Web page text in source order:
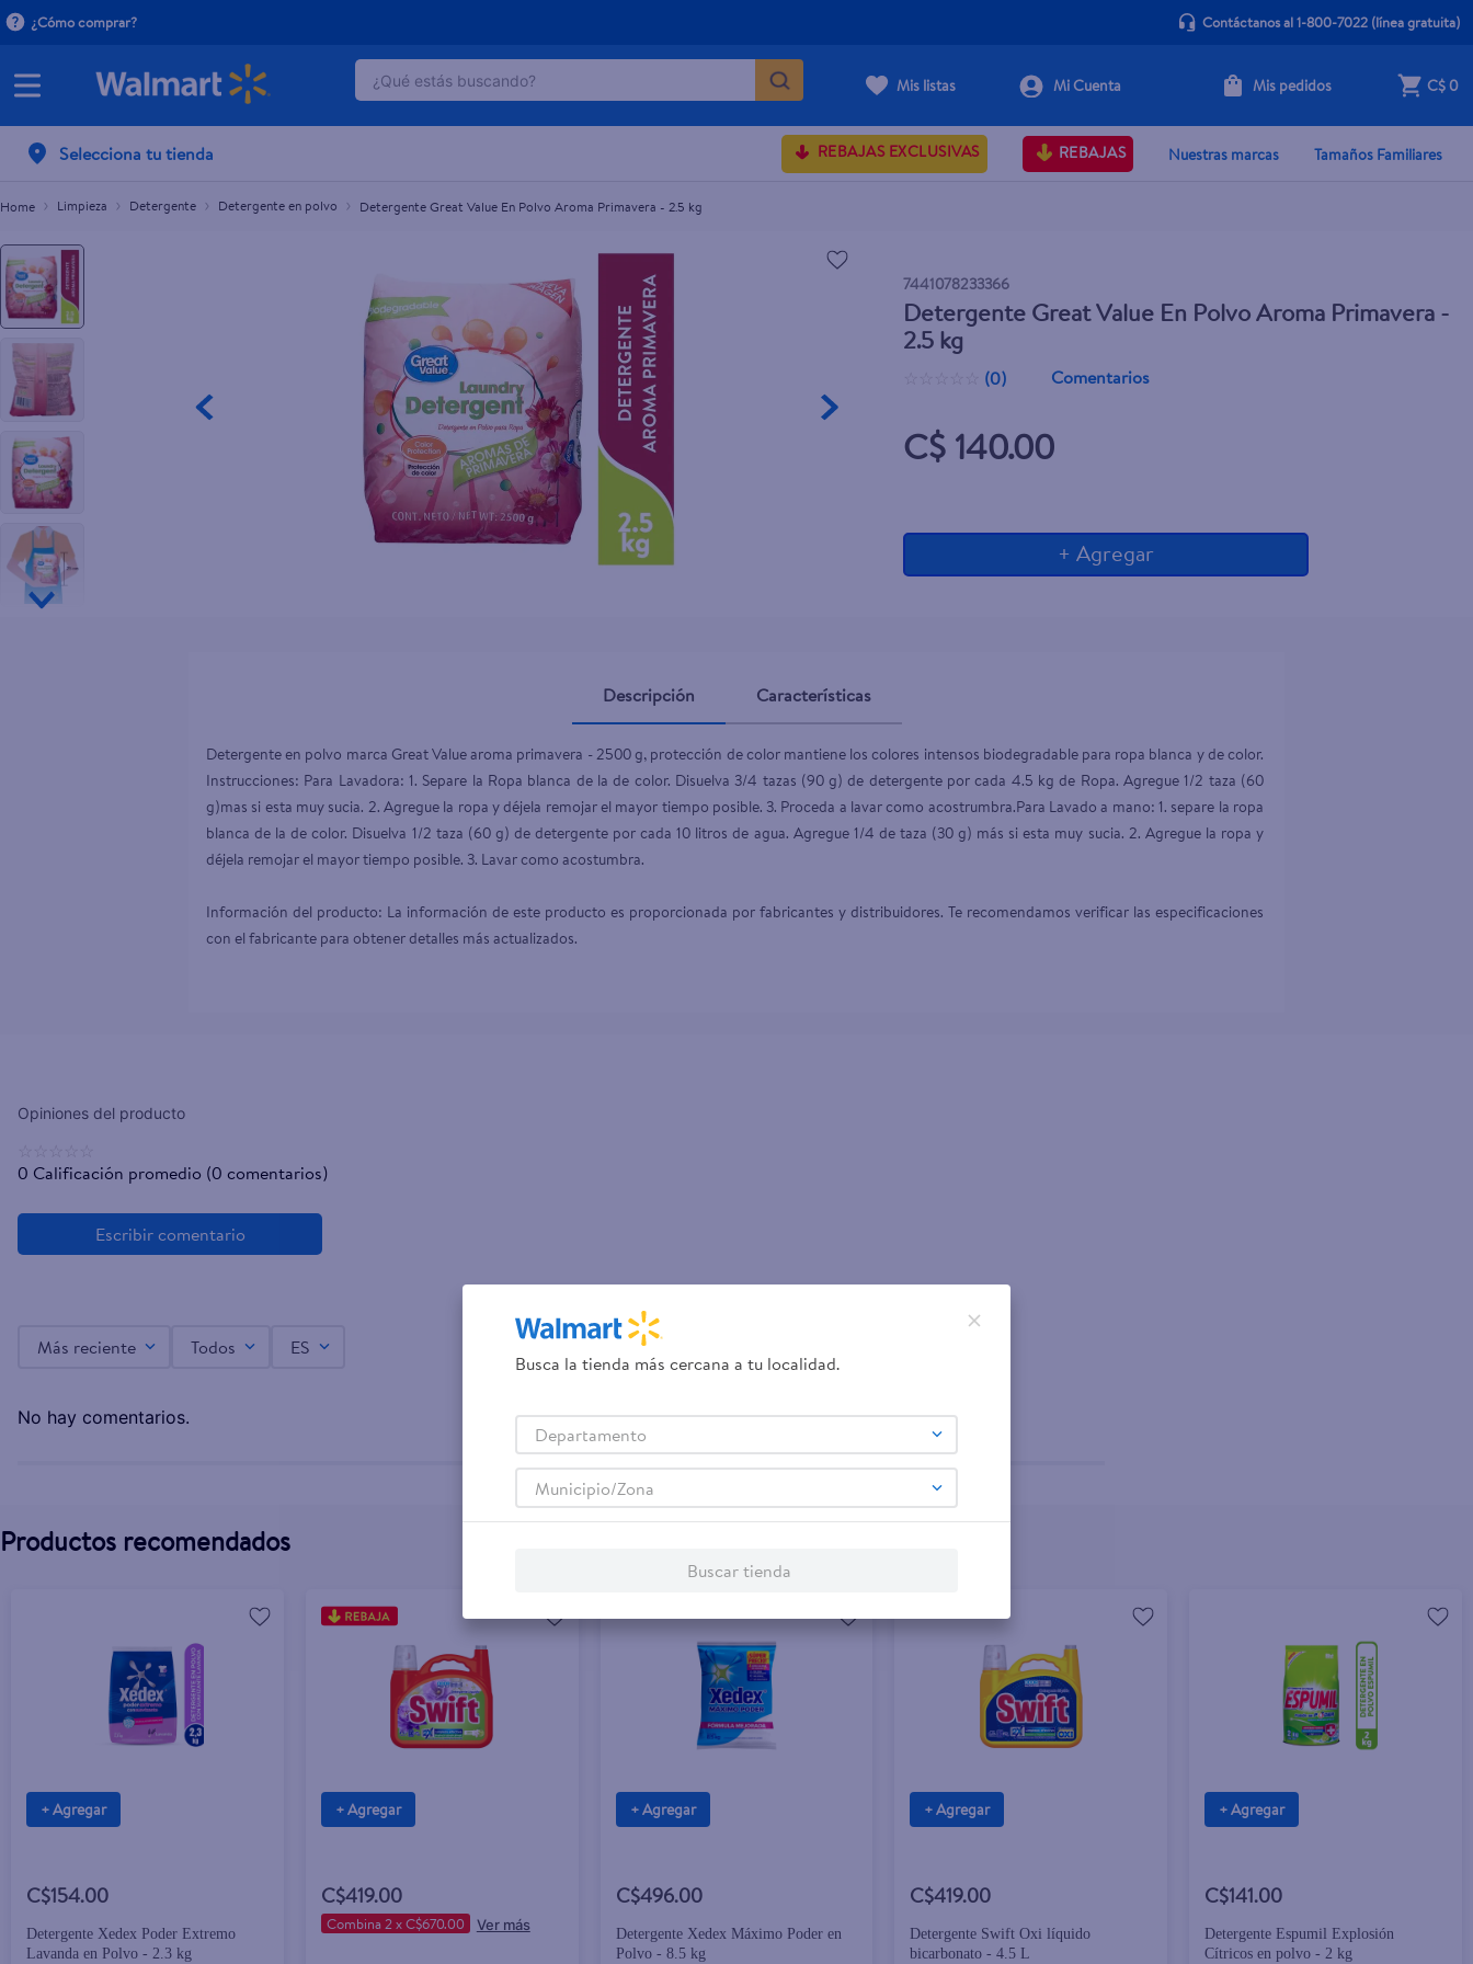
¿Cómo comprar? Contáctanos al 1-800-7022(línea gratuita)
¿Qué estás buscando?
Mis listas Mis pedidos C$ 0
Selecciona tu tienda REBAJAS EXCLUSIVAS REBAJAS Nuestras marcas Tamaños Familiares
Limpieza Detergente Detergente en polvo Detergente Great Value En Polvo Aroma Primavera - 2.5 kg
7441078233366
Detergente Great Value En Polvo Aroma Primavera -
2.5 kg
(0) Comentarios
C$ 140.00
+ Agregar
Detergente Great Value En Polvo Aroma Primavera - 2.5 kg
+ Agregar
Descripción Características
Detergente en polvo marca Great Value aroma primavera - 2500 g, protección de color mantiene los colores intensos biodegradable para ropa blanca y de color.
Instrucciones: Para Lavadora: 1. Separe la Ropa blanca de la de color. Disuelva 3/4 tazas (90 g) de detergente por cada 4.5 kg de Ropa. Agregue 1/2 taza (60
g)mas si esta muy sucia. 2. Agregue la ropa y déjela remojar el mayor tiempo posible. 3. Proceda a lavar como acostrumbra.Para Lavado a mano: 1. separe la ropa
blanca de la de color. Disuelva 1/2 taza (60 g) de detergente por cada 10 litros de agua. Agregue 1/4 de taza (30 g) más si esta muy sucia. 2. Agregue la ropa y
déjela remojar el mayor tiempo posible. 3. Lavar como acostumbra.
Información del producto: La información de este producto es proporcionada por fabricantes y distribuidores. Te recomendamos verificar las especificaciones
con el fabricante para obtener detalles más actualizados.
0 Calificación promedio (0 comentarios)
Más reciente Todos ES
No hay comentarios.
Productos recomendados
+ Agregar
C$154.00
Detergente Xedex Poder Extremo
Lavanda en Polvo - 2.3 kg
+ Agregar
C$419.00
Combina 2 x C$670.00
+ Agregar
C$496.00
Detergente Xedex Máximo Poder en
Polvo - 8.5 kg
+ Agregar
C$419.00
Detergente Swift Oxi líquido
bicarbonato - 4.5 L
+ Agregar
C$141.00
Detergente Espumil Explosión
Cítricos en polvo - 2 kg
Busca la tienda más cercana a tu localidad.
Departamento
Municipio/Zona
Buscar tienda
TÉRMINOS MÁS BUSCADOS
5.
head and shoulders
6.
herbal rosa
7 .
ponds
8
aceite
9.
venus gillette
tip top